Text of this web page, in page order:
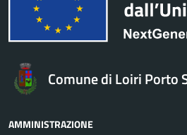
Comune di Loiri Porto
AMMINISTRAZIONE